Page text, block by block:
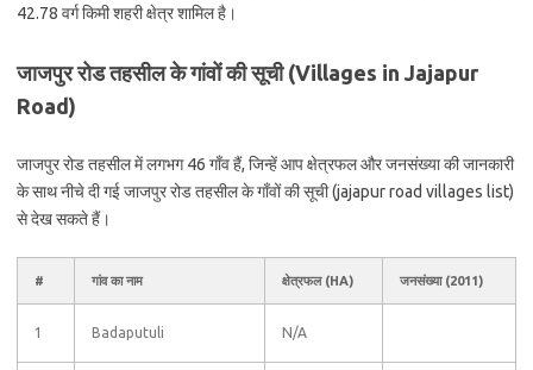
42.78 वर्ग किमी शहरी क्षेत्र शामिल है।
जाजपुर रोड तहसील के गांवों की सूची (Villages in Jajapur
Road)
जाजपुर रोड तहसील में लगभग 46 गाँव हैं, जिन्हें आप क्षेत्रफल और जनसंख्या की जानकारी
के साथ नीचे दी गई जाजपुर रोड तहसील के गाँवों की सूची (jajapur road villages list)
से देख सकते हैं।
# गांव का नाम क्षेत्रफल (HA) जनसंख्या (2011)
1 Badaputuli N/A